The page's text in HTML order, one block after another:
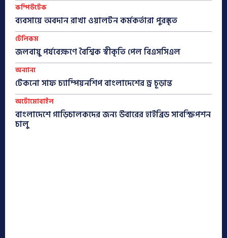
কম্পিউটেক
ব্যবসায়ে অবদান রাখা ওয়ালটন কর্মকর্তারা পুরস্কৃত
টেলিকম
জলবায়ু পর্যবেক্ষণে বৈশ্বিক স্বীকৃতি পেল বিএসসিএল
অন্যান্য
টেকনো সাফ চ্যাম্পিয়নশিপ বাংলাদেশের ড্র চূড়ান্ত
অটোমোবাইল
বাংলাদেশে গাড়িচালকদের জন্য উবারের হাইব্রিড সাবস্ক্রিপশন
চালু